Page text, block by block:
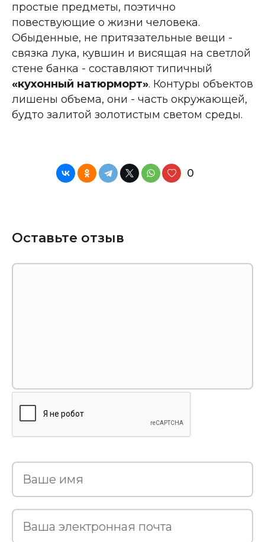
простые предметы, поэтично
повествующие о жизни человека.
Обыденные, не притязательные вещи -
связка лука, кувшин и висящая на светлой
стене банка - составляют типичный
«кухонный натюрморт». Контуры объектов
лишены объема, они - часть окружающей,
будто залитой золотистым светом среды.
0
Оставьте отзыв